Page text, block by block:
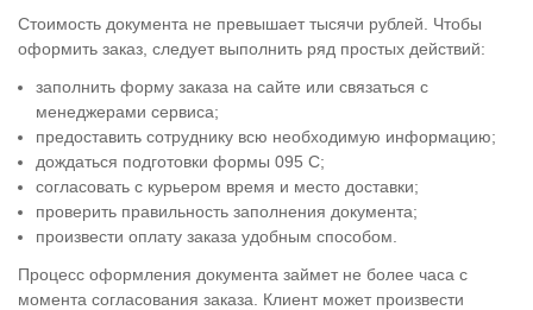
Стоимость документа не превышает тысячи рублей. Чтобы
оформить заказ, следует выполнить ряд простых действий:
заполнить форму заказа на сайте или связаться с
менеджерами сервиса;
предоставить сотруднику всю необходимую информацию;
дождаться подготовки формы 095 С;
согласовать с курьером время и место доставки;
проверить правильность заполнения документа;
произвести оплату заказа удобным способом.
Процесс оформления документа займет не более часа с
момента согласования заказа. Клиент может произвести